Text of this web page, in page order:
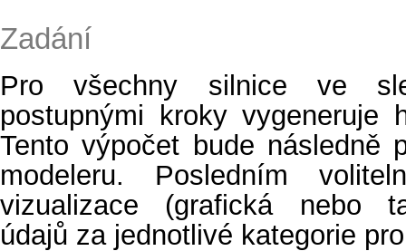
Zadání
Pro všechny silnice ve
postupnými kroky vygeneruje
Tento výpočet bude následně
modeleru. Posledním
vizualizace (grafická nebo
údajů za jednotlivé kategorie